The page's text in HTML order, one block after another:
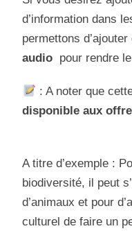
d’information dans
permettons
audio pour rendre
: A noter que
disponibleaux
A titre d’exemple :
biodiversité, il peut
d’animaux et pour
culturel de faire un